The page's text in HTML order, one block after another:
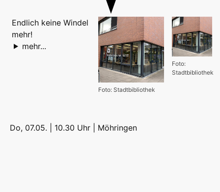
Foto:
Stadtbibliothek
Foto: Stadtbibliothek
Endlich keine Windel
mehr!
mehr...
Do, 07.05. | 10.30 Uhr | Möhringen